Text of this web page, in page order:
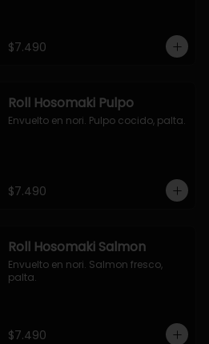
$7.490
Roll Hosomaki Pulpo
Envuelto en nori. Pulpo cocido, palta.
$7.490
Roll Hosomaki Salmon
Envuelto en nori. Salmon fresco,
palta.
$7.490